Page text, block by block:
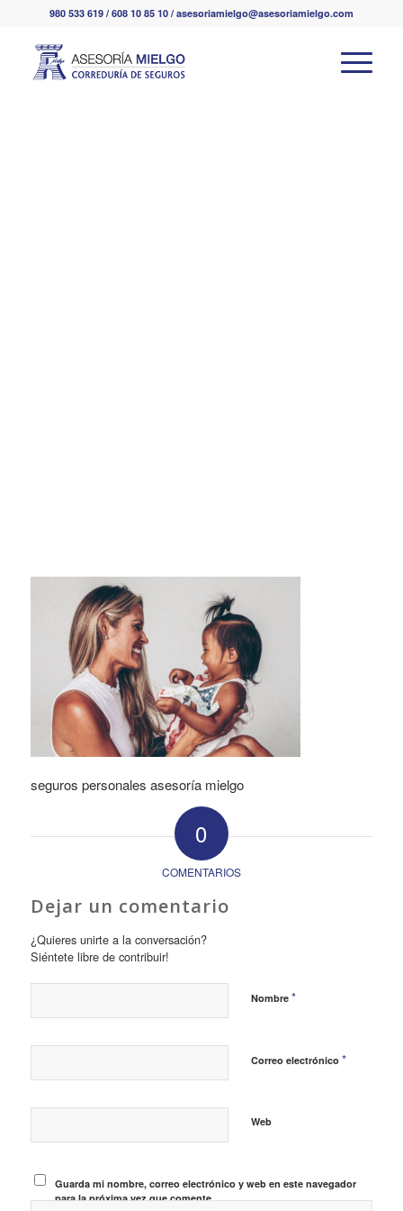
980 533 619 / 608 10 85 10 / asesoriamielgo@asesoriamielgo.com
seguros personales asesoría mielgo
0
COMENTARIOS
Dejar un comentario
¿Quieres unirte a la conversación?
Siéntete libre de contribuir!
Nombre *
Correo electrónico *
Web
Guarda mi nombre, correo electrónico y web en este navegador
para la próxima vez que comente.